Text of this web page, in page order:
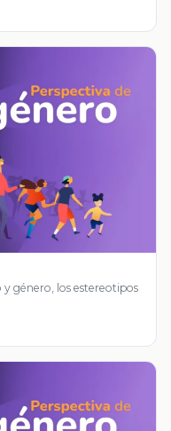
género, los estereotipos